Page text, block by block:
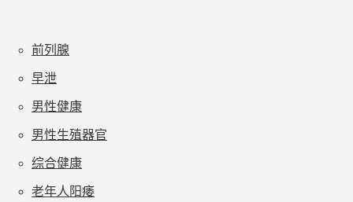
前列腺
早泄
男性健康
男性生殖器官
综合健康
老年人阳痿